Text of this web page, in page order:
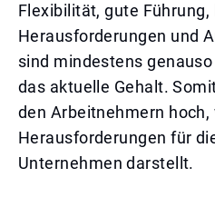
Flexibilität, gute Führung,
Herausforderungen und
sind mindestens
das aktuelle Gehalt.
den Arbeitnehmern hoch,
Herausforderungen für
Unternehmen darstellt.